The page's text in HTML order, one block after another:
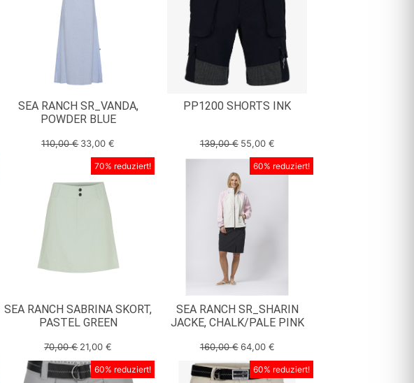
SEA RANCH SR_VANDA,
POWDER BLUE
110,00€ 33,00€
PP1200 SHORTS INK
139,00€ 55,00 €
70% reduziert!
SEA RANCH SABRINA SKORT,
PASTEL GREEN
70,00€ 21,00€
60% reduziert!
SEA RANCH SR_SHARIN
JACKE, CHALK/PALE PINK
160,00€ 64,00 €
60% reduziert! 60% reduziert!